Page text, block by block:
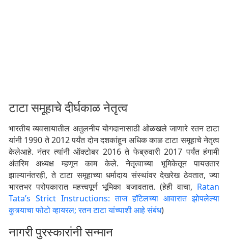
टाटा समूहाचे दीर्घकाळ नेतृत्व
भारतीय व्यवसायातील अतुलनीय योगदानासाठी ओळखले जाणारे रतन टाटा
यांनी 1990 ते 2012 पर्यंत दोन दशकांहून अधिक काळ टाटा समूहाचे नेतृत्व
केलेआहे. नंतर त्यांनी ऑक्टोबर 2016 ते फेब्रुवारी 2017 पर्यंत हंगामी
अंतरिम अध्यक्ष म्हणून काम केले. नेतृत्वाच्या भूमिकेतून पायउतार
झाल्यानंतरही, ते टाटा समूहाच्या धर्मादाय संस्थांवर देखरेख ठेवतात, ज्या
भारतभर परोपकारात महत्त्वपूर्ण भूमिका बजावतात. (हेही वाचा, Ratan
Tata’s Strict Instructions: ताज हॉटेलच्या आवारात झोपलेल्या
कुत्र्याचा फोटो व्हायरल; रतन टाटा यांच्याशी आहे संबंध)
नागरी पुरस्कारांनी सन्मान